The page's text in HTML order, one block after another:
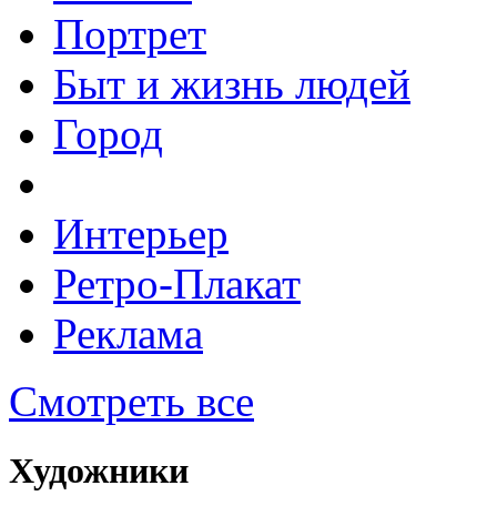
Портрет
Быт и жизнь людей
Город
Интерьер
Ретро-Плакат
Реклама
Смотреть все
Художники